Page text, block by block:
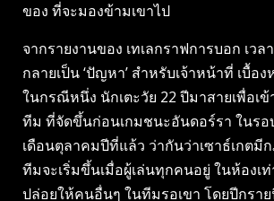
ของ ที่จะมองข้ามเขาไป
จากรายงานของ เทเลกราฟการบอก เว
กลายเป็น ‘ปัญหา’ สำหรับเจ้าหน้าที่ เบื้อ
ในกรณีหนึ่ง นักเตะวัย 22 ปีมาสายเพื่อเ
ทีม ที่จัดขึ้นก่อนเกมชนะอันดอร์รา ในรอ
เดือนตุลาคมปีที่แล้ว ว่ากันว่าเซาธ์เกตมี
ทีมจะเริ่มขึ้นเมื่อผู้เล่นทุกคนอยู่ ในห้องเ
ปล่อยให้คนอื่นๆ ในทีมรอเขา โดยปีกรา